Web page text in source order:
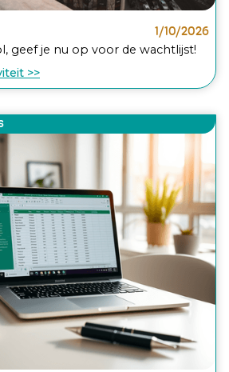
1/10/2026
geef je nu op voor de wachtlijst!
>>